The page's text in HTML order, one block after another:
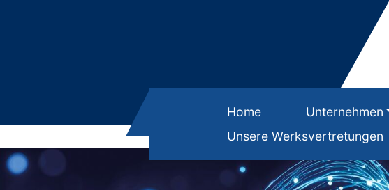
Home Unternehmen
Unsere Werksvertretungen